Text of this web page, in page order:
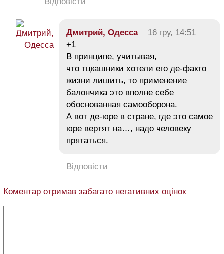
Дмитрий, Одесса
16 гру, 14:51
+1
В принципе, учитывая,
что тцкашники хотели его де-факто
жизни лишить, то применение
балончика это вполне себе
обоснованная самооборона.
А вот де-юре в стране, где это самое
юре вертят на…, надо человеку
прятаться.
Відповісти
Коментар отримав забагато негативних оцінок